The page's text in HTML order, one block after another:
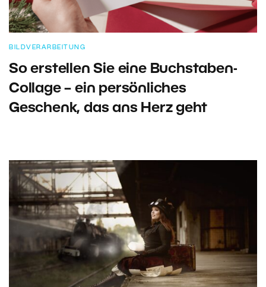
BILDVERARBEITUNG
So erstellen Sie eine Buchstaben-
Collage – ein persönliches
Geschenk, das ans Herz geht